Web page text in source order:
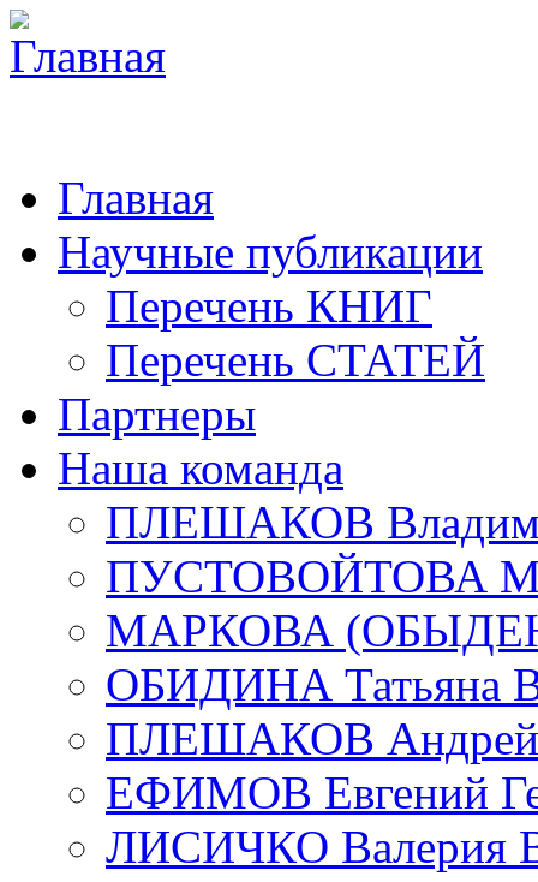
Главная
Научные публикации
Перечень КНИГ
Перечень СТАТЕЙ
Партнеры
Наша команда
ПЛЕШАКОВ
ПУСТОВОЙТОВА
МАРКОВА
ОБИДИНА Татьяна
ПЛЕШАКОВ Андрей
ЕФИМОВ Евгений
ЛИСИЧКО Валерия